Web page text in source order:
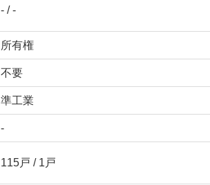
- / -
所有権
不要
準工業
-
115戸 / 1戸